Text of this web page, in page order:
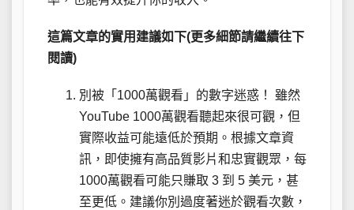
這篇文章的實用建議如下(更多細節請繼續往下
閱讀)
別被「1000萬觀看」的數字迷惑！ 雖然
YouTube 1000萬觀看聽起來很可觀，但
實際收益可能遠低於預期。根據文章資
訊，即使擁有高品質影片和忠實觀眾，每
1000萬觀看可能只賺取 3 到 5 美元，甚
至更低。建議你別過度著迷於觀看次數，